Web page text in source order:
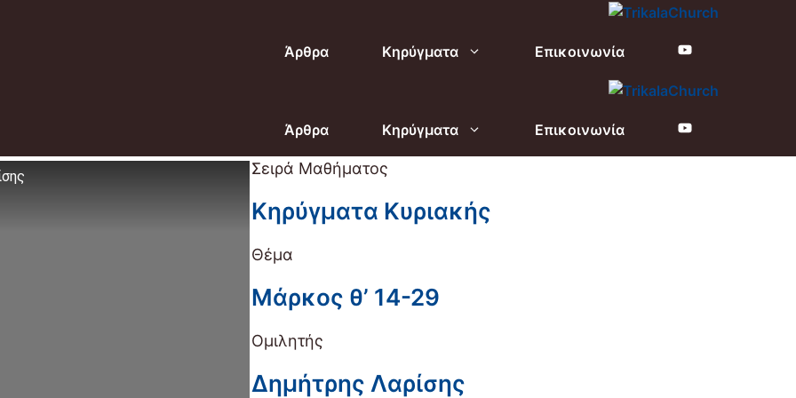
Άρθρα Κηρύγματα Επικοινωνία
Άρθρα Κηρύγματα Επικοινωνία
Σειρά Μαθήματος
Κηρύγματα Κυριακής
Θέμα
Μάρκος θ’ 14-29
Ομιλητής
Δημήτρης Λαρίσης